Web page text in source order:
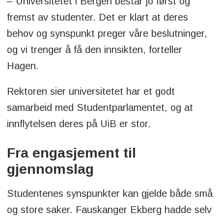
fremst av studenter. Det er klart at deres
behov og synspunkt preger våre beslutninger,
og vi trenger å få den innsikten, forteller
Hagen.
Rektoren sier universitetet har et godt
samarbeid med Studentparlamentet, og at
innflytelsen deres på UiB er stor.
Fra engasjement til
gjennomslag
Studentenes synspunkter kan gjelde både små
og store saker. Fauskanger Ekberg hadde selv